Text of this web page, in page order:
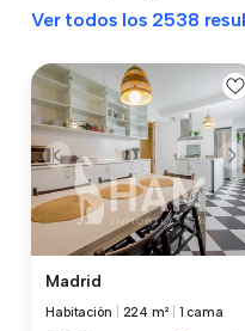
Ver todos los 2538
Madrid
Habitación 224 m² 1 cama